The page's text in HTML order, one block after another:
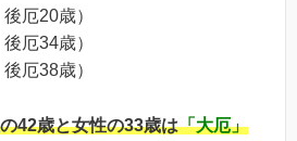
厄20歳）
厄34歳）
厄38歳）
42歳と女性の33歳は「大厄」